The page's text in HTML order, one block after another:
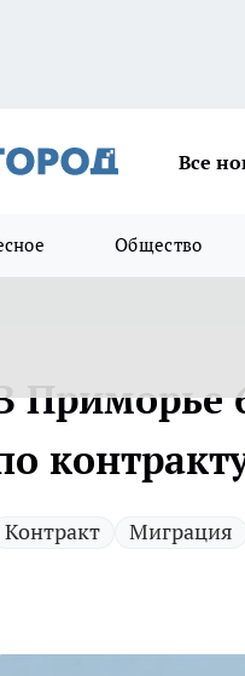
Все
Общество
Приморье
Контракт Миграция